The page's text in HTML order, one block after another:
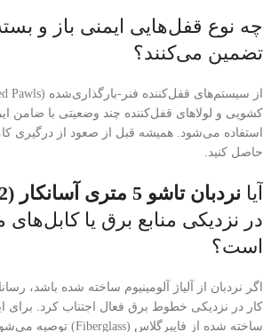
چه نوع قفل‌هایی ایمنی باز و
تضمین می‌کنند؟
کشویی و لولاهای قفل‌کننده چند وضعیتی با ضامن
استفاده می‌شود. همیشه قبل از صعود از درگیری
حاصل کنید.
آیا نردبان تاشو 5 متری آسانکار (2 تکه)
در نزدیکی منابع برق یا
است؟
اگر نردبان از آلیاژ آلومینیوم ساخته شده باشد،
کار در نزدیکی خطوط برق فعال اجتناب کرد. برای
ساخته شده از فایبرگلاس (Fiberglass) توصیه می‌شود.